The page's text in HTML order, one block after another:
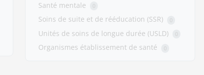
Santé mentale 0
Soins de suite et de rééducation (SSR) 0
Unités de soins de longue durée (USLD) 0
Organismes établissement de santé 0